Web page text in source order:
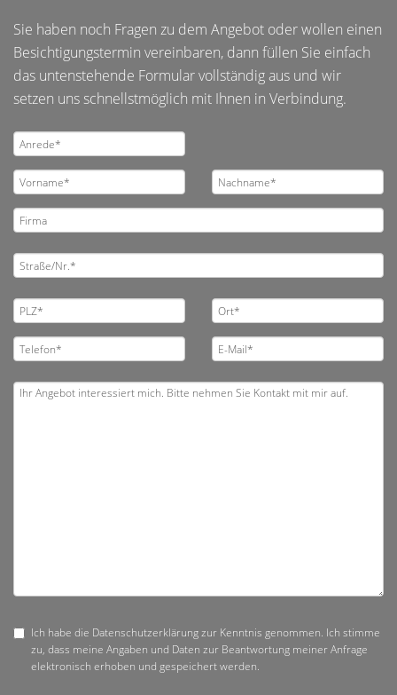
Sie haben noch Fragen zu dem Angebot oder wollen einen
Besichtigungstermin vereinbaren, dann füllen Sie einfach
das untenstehende Formular vollständig aus und wir
setzen uns schnellstmöglich mit Ihnen in Verbindung.
Ich habe die Datenschutzerklärung zur Kenntnis genommen. Ich stimme
zu, dass meine Angaben und Daten zur Beantwortung meiner Anfrage
elektronisch erhoben und gespeichert werden.